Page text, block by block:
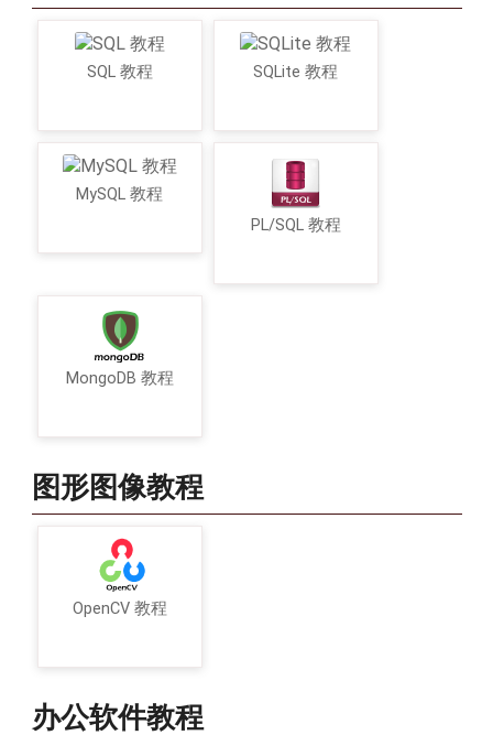
SQL 教程 SQLite 教程
MySQL 教程
PL/SQL 教程
MongoDB 教程
图形图像教程
OpenCV 教程
办公软件教程